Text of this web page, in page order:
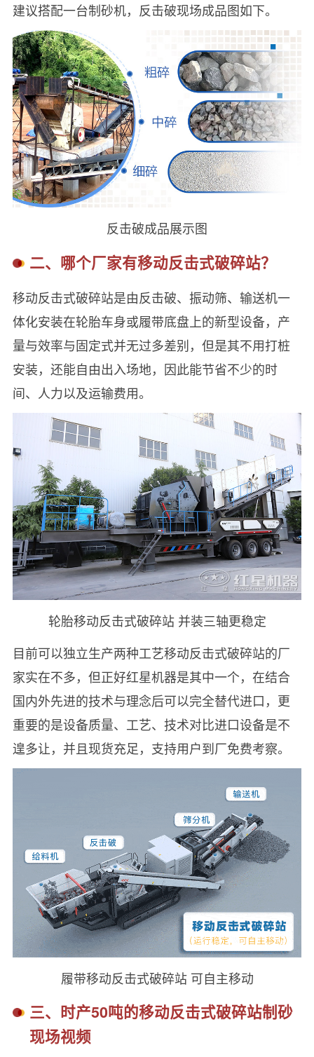
建议搭配一台制砂机，反击破现场成品图如下。
反击破成品展示图
二、哪个厂家有移动反击式破碎站？
移动反击式破碎站是由反击破、振动筛、输送机一
体化安装在轮胎车身或履带底盘上的新型设备，产
量与效率与固定式并无过多差别，但是其不用打桩
安装，还能自由出入场地，因此能节省不少的时
间、人力以及运输费用。
轮胎移动反击式破碎站 并装三轴更稳定
目前可以独立生产两种工艺移动反击式破碎站的厂
家实在不多，但正好红星机器是其中一个，在结合
国内外先进的技术与理念后可以完全替代进口，更
重要的是设备质量、工艺、技术对比进口设备是不
遑多让，并且现货充足，支持用户到厂免费考察。
履带移动反击式破碎站 可自主移动
三、时产50吨的移动反击式破碎站制砂
现场视频